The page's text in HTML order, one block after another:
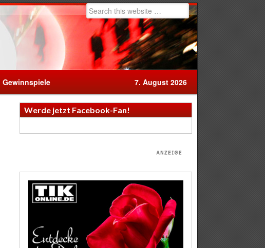
Gewinnspiele 7. August 2026
Werde jetzt Facebook-Fan!